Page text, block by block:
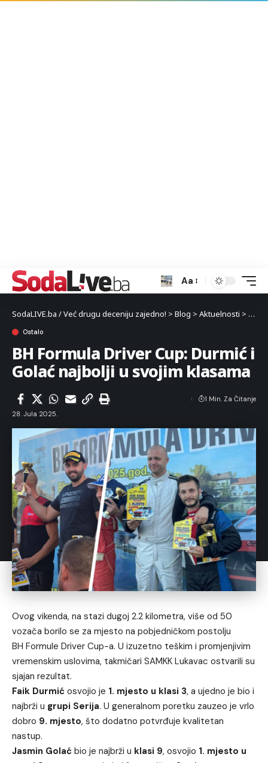
Aa
SodaLIVE.ba / Već drugu deceniju zajedno! > Blog > Aktuelnosti > Sport
Ostalo
BH Formula Driver Cup: Durmić i
Golać najbolji u svojim klasama
28. Jula 2025.
1 Min. Za Čitanje
Ovog vikenda, na stazi dugoj 2.2 kilometra, više od 50
vozača borilo se za mjesto na pobjedničkom postolju
BH Formule Driver Cup-a. U izuzetno teškim i promjenjivim
vremenskim uslovima, takmičari SAMKK Lukavac ostvarili su
sjajan rezultat.
Faik Durmić osvojio je 1. mjesto u klasi 3, a ujedno je bio i
najbrži u grupi Serija. U generalnom poretku zauzeo je vrlo
dobro 9. mjesto, što dodatno potvrđuje kvalitetan
nastup.
Jasmin Golać bio je najbrži u klasi 9, osvojio 1. mjesto u